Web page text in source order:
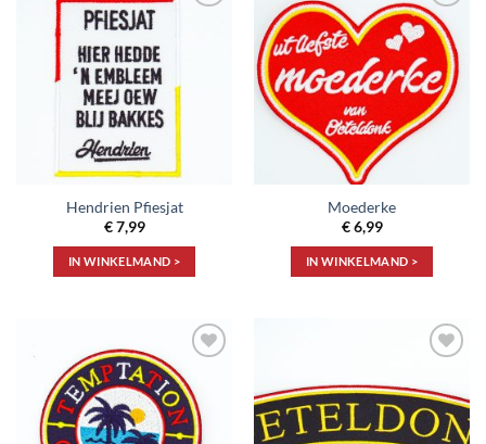
Hendrien Pfiesjat
€7,99
IN WINKELMAND >
Toevoegen
aan
verlanglijst
Moederke
€6,99
IN WINKELMAND >
Toevoegen
aan
verlanglijst
aan
verlanglijst